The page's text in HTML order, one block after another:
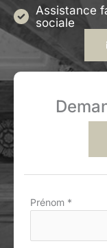
Assistance
sociale
Formulaire
Prénom *